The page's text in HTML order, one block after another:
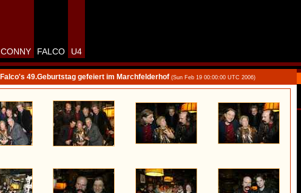
CONNY FALCO U4
Falco's 49.Geburtstag gefeiert im Marchfelderhof (Sun Feb 19 00:00:00 UTC 2006)